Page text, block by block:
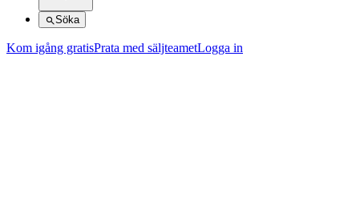
Söka
Kom igång gratisPrata med säljteametLogga in